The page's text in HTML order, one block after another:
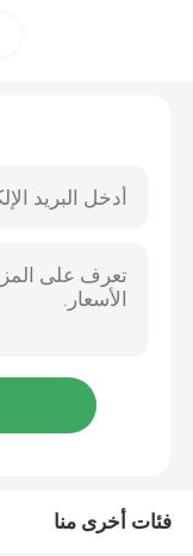
تغليف أغذية
فيلم ليدنج المطبوع
أكياس على
فئات أخرى منا